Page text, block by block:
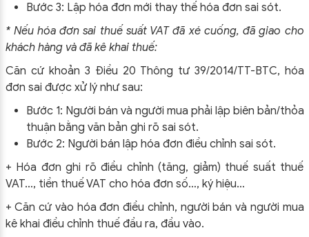
Bước 3: Lập hóa đơn mới thay thế hóa đơn sai sót.
* Nếu hóa đơn sai thuế suất VAT đã xé cuống, đã giao cho
khách hàng và đã kê khai thuế:
Căn cứ khoản 3 Điều 20 Thông tư 39/2014/TT-BTC, hóa
đơn sai được xử lý như sau:
Bước 1: Người bán và người mua phải lập biên bản/thỏa
thuận bằng văn bản ghi rõ sai sót.
Bước 2: Người bán lập hóa đơn điều chỉnh sai sót.
+ Hóa đơn ghi rõ điều chỉnh (tăng, giảm) thuế suất thuế
VAT…, tiền thuế VAT cho hóa đơn số…, ký hiệu…
+ Căn cứ vào hóa đơn điều chỉnh, người bán và người mua
kê khai điều chỉnh thuế đầu ra, đầu vào.